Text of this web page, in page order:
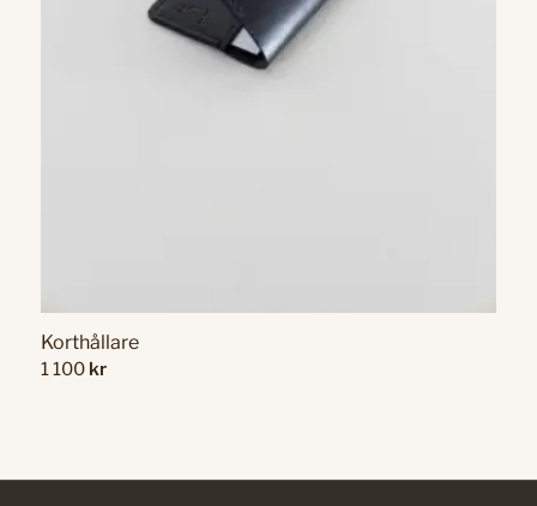
Korthållare
1 100 kr